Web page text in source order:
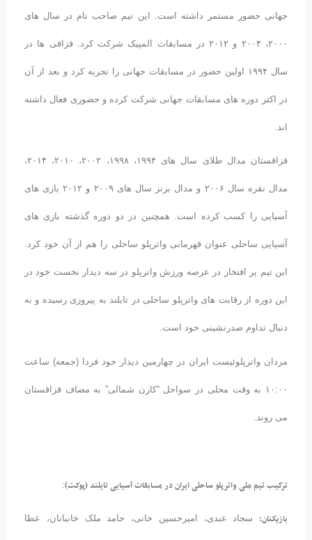
جهانی حضور مستمر داشته است. این تیم صاحب نام در سال های
۲۰۰۰، ۲۰۰۴ و ۲۰۱۲ در مسابقات المپیک شرکت کرد. قزاقی ها در
سال ۱۹۹۴ اولین حضور در مسابقات جهانی را تجربه کرد و بعد از آن
در اکثر دوره های مسابقات جهانی شرکت کرده و حضوری فعال داشته
اند.
قزاقستان مدال طلای سال های ۱۹۹۴، ۱۹۹۸، ۲۰۰۲، ۲۰۱۰، ۲۰۱۴،
مدال نقره سال ۲۰۰۶ و مدال برنز سال های ۲۰۰۹ و ۲۰۱۲ بازی های
آسیایی را کسب کرده است. همچنین در دو دوره گذشته بازی های
آسیایی ساحلی عنوان قهرمانی واترپلو ساحلی را هم از آن خود کرد.
این تیم پر افتخار در عرصه ورزش واترپلو در سه دیدار نخست خود در
این دوره از رقابت های واترپلو ساحلی در تایلند به پیروزی رسیده و به
دنبال تداوم صدرنشینی خود است.
مردان واترپلوئیست ایران در چهارمین دیدار خود فردا (جمعه) ساعت
۱۰:۰۰ به وقت محلی در سواحل “کارن شمالی” به مصاف قزاقستان
می روند.
ترکیب تیم ملی واترپلو ساحلی ایران در مسابقات آسیایی تایلند (پوکت):
بازیکنان:سجاد عبدی، امیرحسین خانی، حامد ملک خانبانان، عطا